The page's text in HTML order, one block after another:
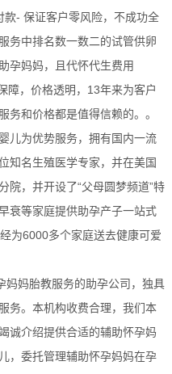
- 保证客户零风险，不成功全
务中排名数一数二的试管供卵
孕妈妈，且代怀代生费用
障，价格透明，13年来为客户
务和价格都是值得信赖的。。
儿为优势服务，拥有国内一流
知名生殖医学专家，并在美国
院，并开设了“父母圆梦频道”特
衰等家庭提供助孕产子一站式
为6000多个家庭送去健康可爱
妈胎教服务的助孕公司，独具
务。本机构收费合理，我们本
诚介绍提供合适的辅助怀孕妈
，委托管理辅助怀孕妈妈在孕